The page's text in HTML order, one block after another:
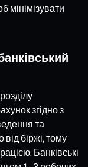
мінімізувати
згідно з
та
біржі, тому
Банківські